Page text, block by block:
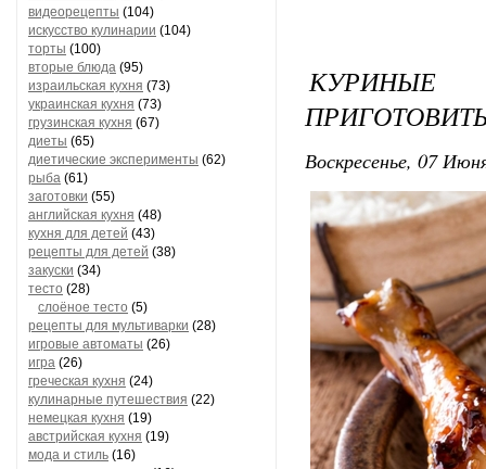
видеорецепты (104)
искусство кулинарии (104)
торты (100)
вторые блюда (95)
израильская кухня (73)
украинская кухня (73)
грузинская кухня (67)
диеты (65)
диетические эксперименты (62)
рыба (61)
заготовки (55)
английская кухня (48)
кухня для детей (43)
рецепты для детей (38)
закуски (34)
тесто (28)
слоёное тесто (5)
рецепты для мультиварки (28)
игровые автоматы (26)
игра (26)
греческая кухня (24)
кулинарные путешествия (22)
немецкая кухня (19)
австрийская кухня (19)
мода и стиль (16)
Воскресенье, 07